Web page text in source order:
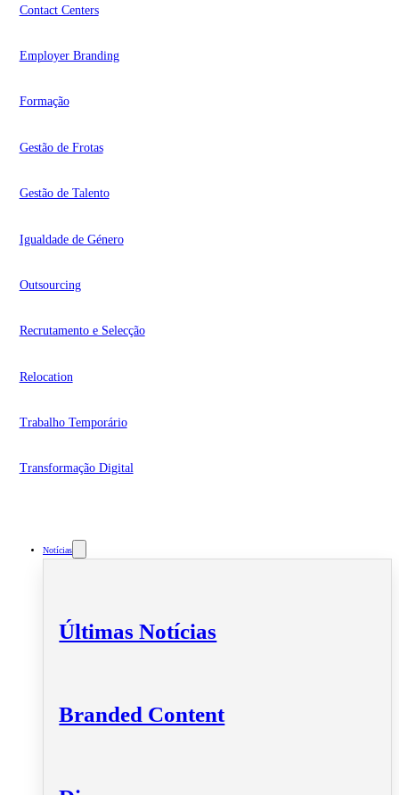
Contact Centers
Employer Branding
Formação
Gestão de Frotas
Gestão de Talento
Igualdade de Género
Outsourcing
Recrutamento e Selecção
Relocation
Trabalho Temporário
Transformação Digital
Notícias
Últimas Notícias
Branded Content